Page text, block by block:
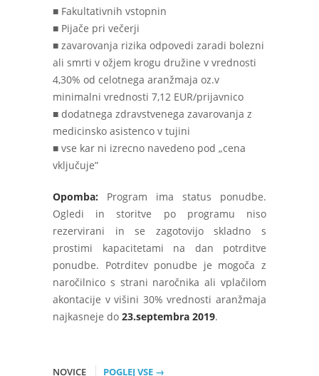
■ Fakultativnih vstopnin
■ Pijače pri večerji
■ zavarovanja rizika odpovedi zaradi bolezni
ali smrti v ožjem krogu družine v vrednosti
4,30% od celotnega aranžmaja oz.v
minimalni vrednosti 7,12 EUR/prijavnico
■ dodatnega zdravstvenega zavarovanja z
medicinsko asistenco v tujini
■ vse kar ni izrecno navedeno pod „cena
vključuje”
Opomba: Program ima status ponudbe.
Ogledi in storitve po programu niso
rezervirani in se zagotovijo skladno s
prostimi kapacitetami na dan potrditve
ponudbe. Potrditev ponudbe je mogoča z
naročilnico s strani naročnika ali vplačilom
akontacije v višini 30% vrednosti aranžmaja
najkasneje do 23.septembra 2019.
NOVICE POGLEJ VSE →